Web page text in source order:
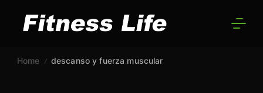
Home descanso y fuerza muscular